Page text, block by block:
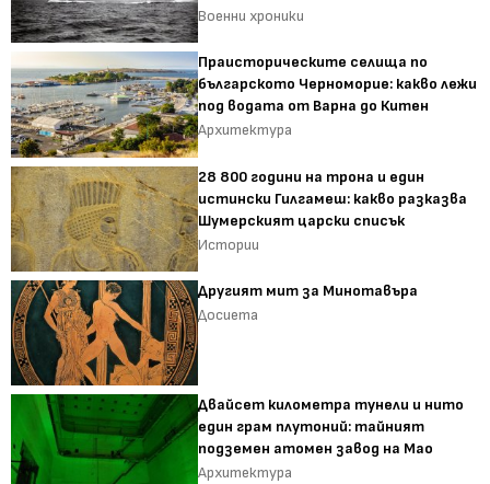
Военни хроники
Праисторическите селища по
българското Черноморие: какво лежи
под водата от Варна до Китен
Архитектура
28 800 години на трона и един
истински Гилгамеш: какво разказва
Шумерският царски списък
Истории
Другият мит за Минотавъра
Досиета
Двайсет километра тунели и нито
един грам плутоний: тайният
подземен атомен завод на Мао
Архитектура